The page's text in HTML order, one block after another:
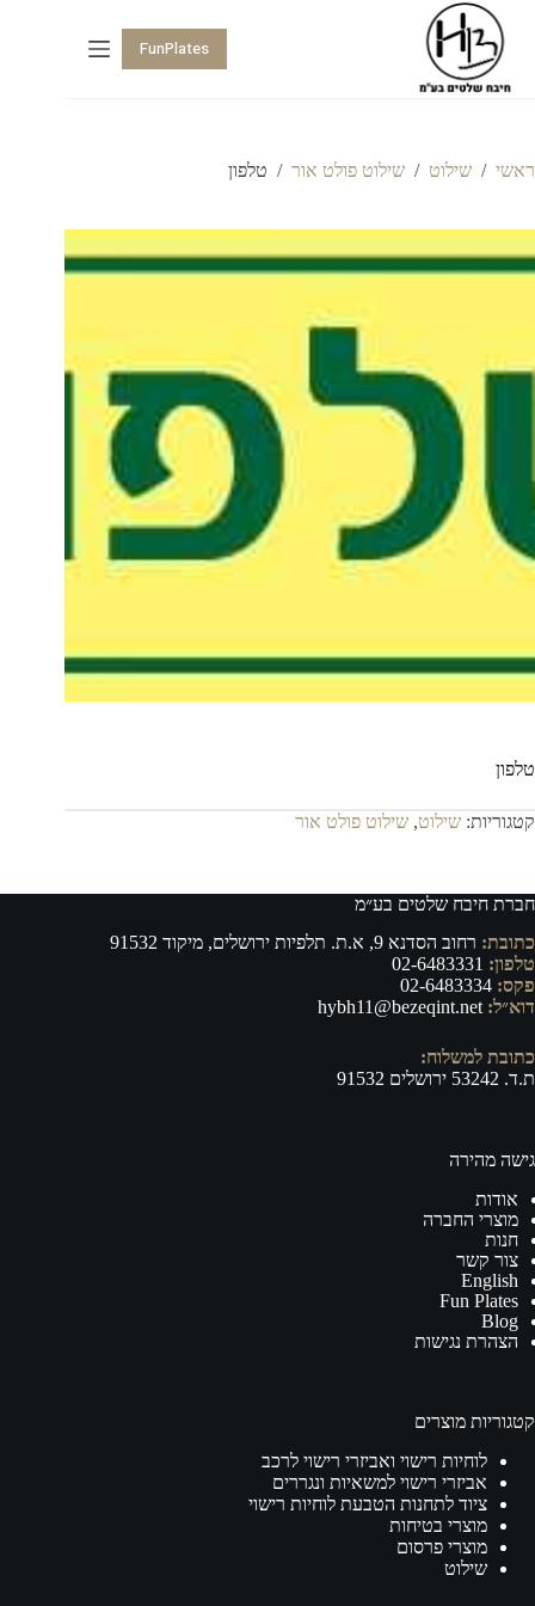
FunPlates
ראשי / שילוט / שילוט פולט אור / טלפון
טלפון
קטגוריות: שילוט, שילוט פולט אור
חברת חיבח שלטים בע״מ
כתובת: רחוב הסדנא 9, א.ת. תלפיות ירושלים, מיקוד 91532
טלפון: 02-6483331
פקס:
דוא״ל: hybh11@bezeqint.net
כתובת למשלוח:
ת.ד. 53242 ירושלים 91532
גישה מהירה
אודות
מוצרי החברה
חנות
צור קשר
English
Fun Plates
Blog
הצהרת נגישות
קטגוריות מוצרים
לוחיות רישוי ואביזרי רישוי לרכב
אביזרי רישוי למשאיות ונגררים
ציוד לתחנות הטבעת לוחיות רישוי
מוצרי בטיחות
מוצרי פרסום
שילוט